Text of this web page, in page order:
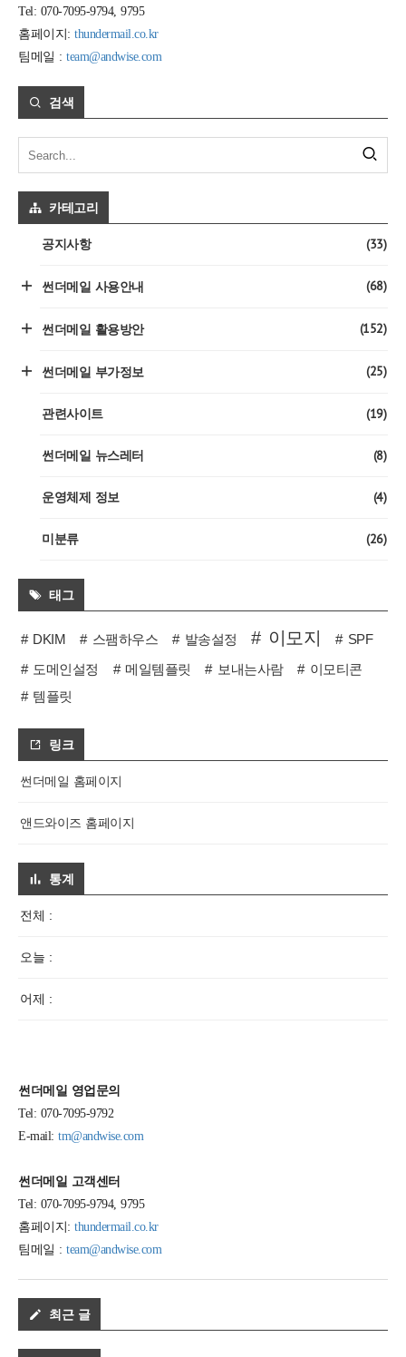
Tel: 070-7095-9794, 9795
홈페이지: thundermail.co.kr
팀메일 : team@andwise.com
검색
카테고리
공지사항 (33)
썬더메일 사용안내 (68)
썬더메일 활용방안 (152)
썬더메일 부가정보 (25)
관련사이트 (19)
썬더메일 뉴스레터 (8)
운영체제 정보 (4)
미분류 (26)
태그
DKIM 스팸하우스 발송설정 이모지
SPF
도메인설정
메일템플릿 보내는사람
이모티콘
템플릿
링크
썬더메일 홈페이지
앤드와이즈 홈페이지
통계
전체 :
오늘 :
어제 :
썬더메일 영업문의
Tel: 070-7095-9792
E-mail: tm@andwise.com
썬더메일 고객센터
Tel: 070-7095-9794, 9795
홈페이지: thundermail.co.kr
팀메일 : team@andwise.com
최근 글